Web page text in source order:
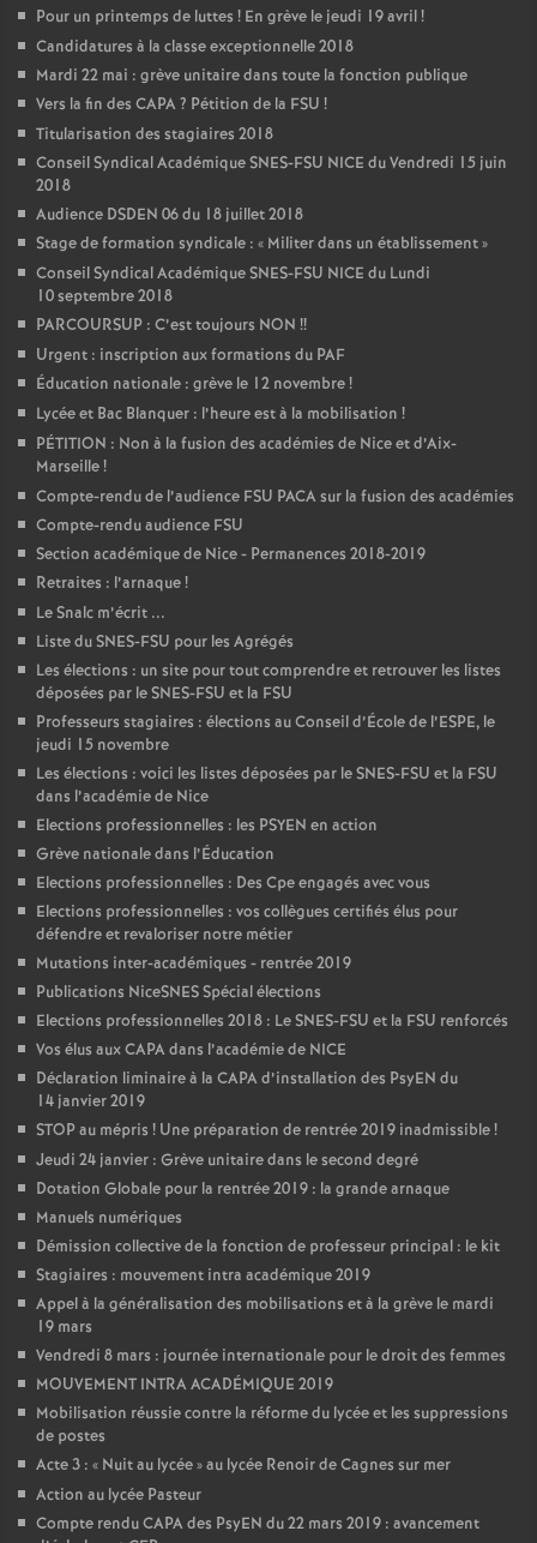
Pour un printemps de luttes ! En grève le jeudi 19 avril!
Candidatures à la classe exceptionnelle 2018
Mardi 22 mai : grève unitaire dans toute la fonction publique
Vers la fin des CAPA? Pétition de la FSU !
Titularisation des stagiaires 2018
Conseil Syndical Académique SNES-FSU NICE du Vendredi 15 juin
2018
Audience DSDEN 06 du 18 juillet 2018
Stage de formation syndicale : « Militer dans un établissement»
Conseil Syndical Académique SNES-FSU NICE du Lundi
10 septembre 2018
PARCOURSUP : C’est toujours NON !!
Urgent : inscription aux formations du PAF
Éducation nationale : grève le 12 novembre!
Lycée et Bac Blanquer : l’heure est à la mobilisation !
PÉTITION : Non à la fusion des académies de Nice et d’Aix-
Marseille!
Compte-rendu de l’audience FSU PACA sur la fusion des académies
Compte-rendu audience FSU
Section académique de Nice - Permanences 2018-2019
Retraites : l’arnaque!
Le Snalc m’écrit ...
Liste du SNES-FSU pour les Agrégés
Les élections : un site pour tout comprendre et retrouver les listes
déposées par le SNES-FSU et la FSU
Professeurs stagiaires : élections au Conseil d’École de l’ESPE, le
jeudi 15 novembre
Les élections : voici les listes déposées par le SNES-FSU et la FSU
dans l’académie de Nice
Elections professionnelles : les PSYEN en action
Grève nationale dans l’Éducation
Elections professionnelles : Des Cpe engagés avec vous
Elections professionnelles : vos collègues certifiés élus pour
défendre et revaloriser notre métier
Mutations inter-académiques - rentrée 2019
Publications NiceSNES Spécial élections
Elections professionnelles 2018 : Le SNES-FSU et la FSU renforcés
Vos élus aux CAPA dans l’académie de NICE
Déclaration liminaire à la CAPA d’installation des PsyEN du
14 janvier 2019
STOP au mépris ! Une préparation de rentrée 2019 inadmissible!
Jeudi 24 janvier : Grève unitaire dans le second degré
Dotation Globale pour la rentrée 2019 : la grande arnaque
Manuels numériques
Démission collective de la fonction de professeur principal : le kit
Stagiaires : mouvement intra académique 2019
Appel à la généralisation des mobilisations et à la grève le mardi
19 mars
Vendredi 8 mars : journée internationale pour le droit des femmes
MOUVEMENT INTRA ACADÉMIQUE 2019
Mobilisation réussie contre la réforme du lycée et les suppressions
de postes
Acte 3 : « Nuit au lycée» au lycée Renoir de Cagnes sur mer
Action au lycée Pasteur
Compte rendu CAPA des PsyEN du 22 mars 2019 : avancement